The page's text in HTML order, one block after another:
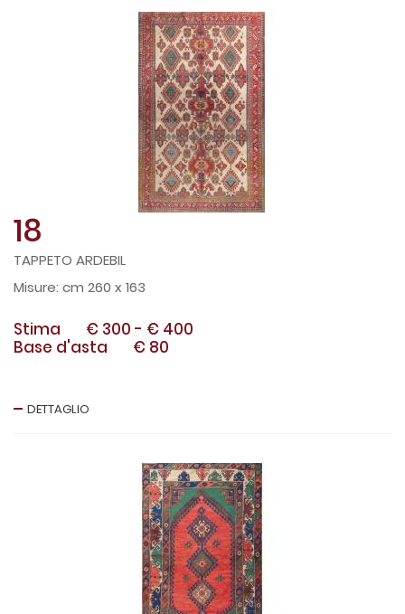
18
TAPPETO ARDEBIL
cm 260 x 163
Stima € 300 - € 400
Base d'asta
€ 80
DETTAGLIO